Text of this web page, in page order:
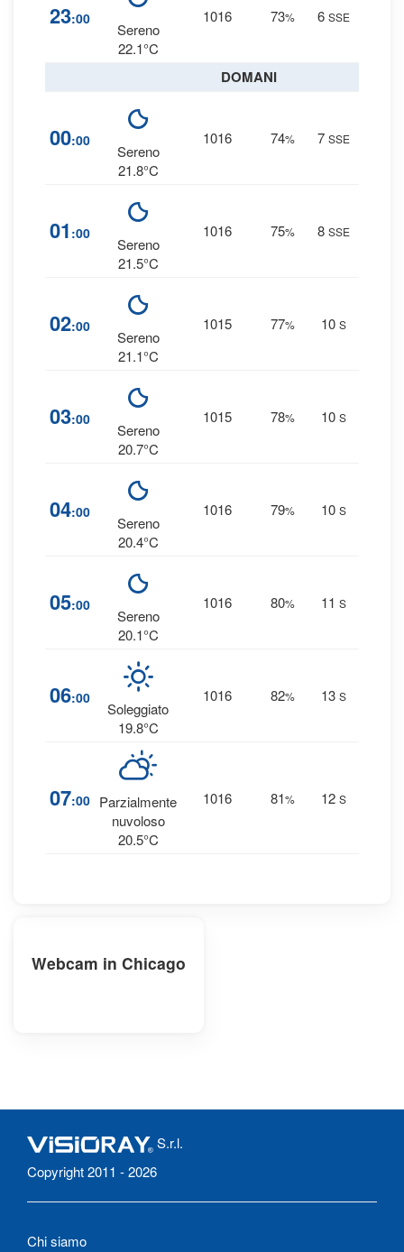
23:00
Sereno
22.1°C
1016 73% 6 SSE
DOMANI
00:00
Sereno
21.8°C
1016 74% 7 SSE
01 :00
Sereno
21.5°C
1016 75% 8 SSE
02:00
Sereno
21.1°C
1015 77% 10 S
03:00
Sereno
20.7°C
1015 78% 10 S
04:00
Sereno
20.4°C
1016 79% 10 S
05:00
Sereno
20.1°C
1016 80% 11 S
06:00
Soleggiato
19.8°C
1016 82% 13 S
07:00 Parzialmente
nuvoloso
20.5°C
1016 81% 12 S
Webcam in Chicago
S.r.l.
Copyright 2011 - 2026
Chi siamo